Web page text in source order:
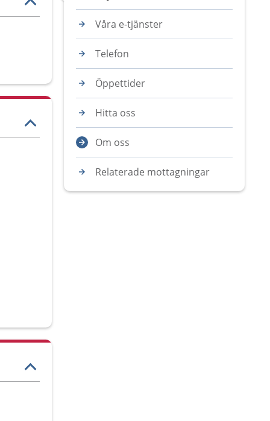
Våra e-tjänster
Telefon
Öppettider
Hitta oss
Om oss
Relaterade mottagningar